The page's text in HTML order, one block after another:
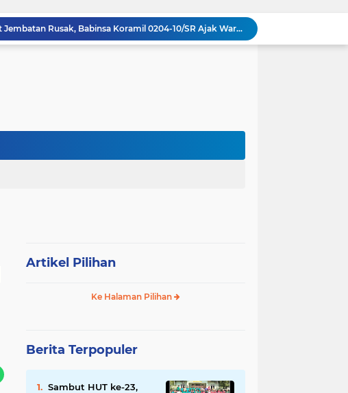
Respons Cepat Jembatan Rusak, Babinsa Koramil 0204-10/SR Ajak Warga Sei Rampah Gotong Royong
Operasi Senyap TNI di Pedalaman Nias: Putus Mata Rantai Kemiskinan Ekstrem
Rumah Baru Hasil Program Bakti TNI Bawa Harapan Baru bagi Sakharina Zalukhu
Artikel Pilihan
Ke Halaman Pilihan
Berita Terpopuler
Sambut HUT ke-23,